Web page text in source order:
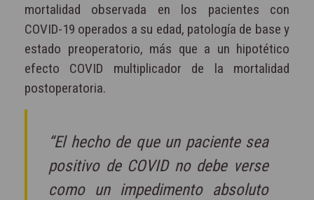
mortalidad observada en los pacientes con
COVID-19 operados a su edad, patología de base y
estado preoperatorio, más que a un hipotético
efecto COVID multiplicador de la mortalidad
postoperatoria.
“El hecho de que un paciente sea
positivo de COVID no debe verse
como un impedimento absoluto